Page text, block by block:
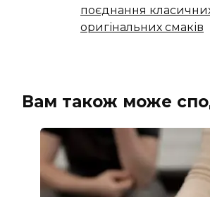
поєднання
оригінальних смаків
Вам також може